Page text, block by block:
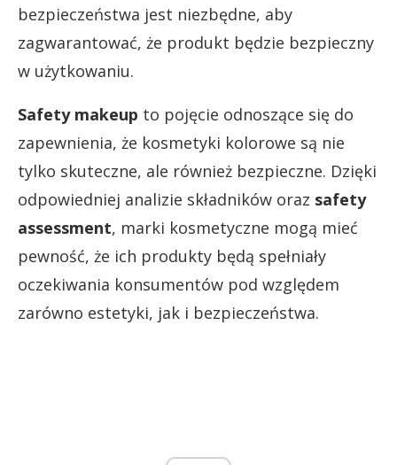
bezpieczeństwa jest niezbędne, aby
zagwarantować, że produkt będzie bezpieczny
w użytkowaniu.
Safety makeup to pojęcie odnoszące się do
zapewnienia, że kosmetyki kolorowe są nie
tylko skuteczne, ale również bezpieczne. Dzięki
odpowiedniej analizie składników oraz safety
assessment, marki kosmetyczne mogą mieć
pewność, że ich produkty będą spełniały
oczekiwania konsumentów pod względem
zarówno estetyki, jak i bezpieczeństwa.